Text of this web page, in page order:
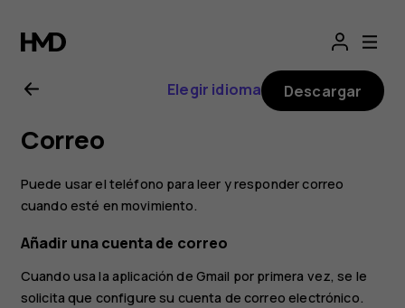
Manual
del
usuario
de
Nokia 5
Elegir idioma Descargar
Correo
Puede usar el teléfono para leer y responder correo
cuando esté en movimiento.
Añadir una cuenta de correo
Cuando usa la aplicación de Gmail por primera vez, se le
solicita que configure su cuenta de correo electrónico.